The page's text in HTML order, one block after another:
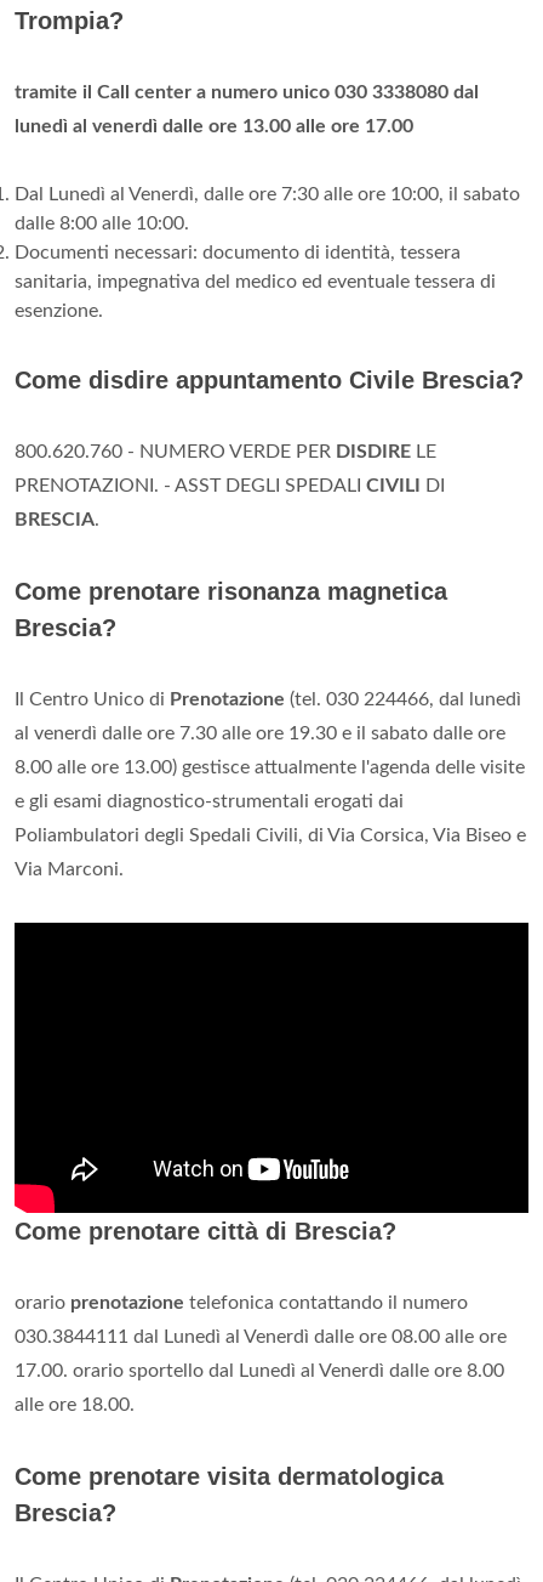
Trompia?
tramite il Call center a numero unico 030 3338080 dal
lunedì al venerdì dalle ore 13.00 alle ore 17.00
Dal Lunedì al Venerdì, dalle ore 7:30 alle ore 10:00, il sabato
dalle 8:00 alle 10:00.
Documenti necessari: documento di identità, tessera
sanitaria, impegnativa del medico ed eventuale tessera di
esenzione.
Come disdire appuntamento Civile Brescia?
800.620.760 - NUMERO VERDE PER DISDIRE LE
PRENOTAZIONI. - ASST DEGLI SPEDALI CIVILI
DI
BRESCIA.
Come prenotare risonanza magnetica
Brescia?
Il Centro Unico di Prenotazione (tel. 030 224466, dal lunedì
al venerdì dalle ore 7.30 alle ore 19.30 e il sabato dalle ore
8.00 alle ore 13.00) gestisce attualmente l'agenda delle visite
e gli esami diagnostico-strumentali erogati dai
Poliambulatori degli Spedali Civili, di Via Corsica, Via Biseo e
Via Marconi.
Come prenotare città di Brescia?
orario prenotazione telefonica contattando il numero
030.3844111 dal Lunedì al Venerdì dalle ore 08.00 alle ore
17.00. orario sportello dal Lunedì al Venerdì dalle ore 8.00
alle ore 18.00.
Come prenotare visita dermatologica
Brescia?